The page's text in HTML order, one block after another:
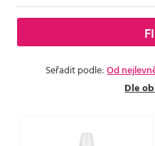
Seřadit podle:Od
Dle